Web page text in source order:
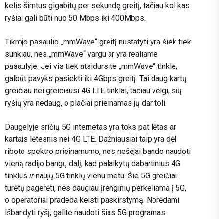
kelis šimtus gigabitų per sekundę greitį, tačiau kol kas
ryšiai gali būti nuo 50 Mbps iki 400Mbps.
Tikrojo pasaulio „mmWave“ greitį nustatyti yra šiek tiek
sunkiau, nes „mmWave“ vargu ar yra realiame
pasaulyje. Jei vis tiek atsidursite „mmWave“ tinkle,
galbūt pavyks pasiekti iki 4Gbps greitį. Tai daug kartų
greičiau nei greičiausi 4G LTE tinklai, tačiau vėlgi, šių
ryšių yra nedaug, o plačiai prieinamas jų dar toli.
Daugelyje sričių 5G internetas yra toks pat lėtas ar
kartais lėtesnis nei 4G LTE. Dažniausiai taip yra dėl
riboto spektro prieinamumo, nes nešėjai bando naudoti
vieną radijo bangų dalį, kad palaikytų dabartinius 4G
tinklus irnaujų 5G tinklų vienu metu. Šie 5G greičiai
turėtų pagerėti, nes daugiau įrenginių perkeliama į 5G,
o operatoriai pradeda keisti paskirstymą. Norėdami
išbandyti ryšį, galite naudoti šias 5G programas.